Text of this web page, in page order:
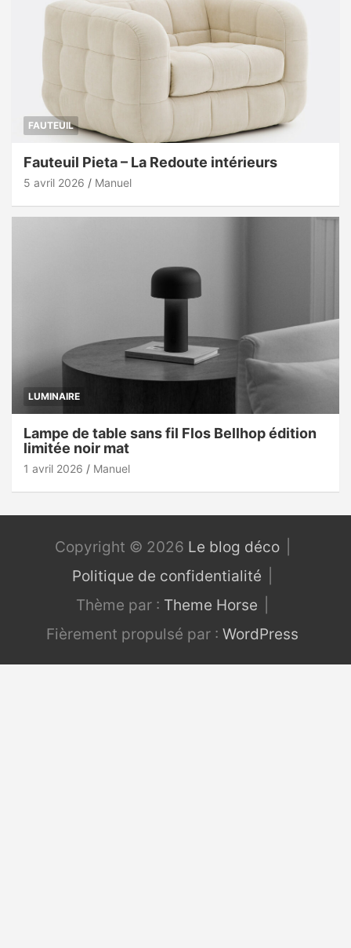
FAUTEUIL
Fauteuil Pieta – La Redoute intérieurs
5 avril 2026 Manuel
LUMINAIRE
Lampe de table sans fil Flos Bellhop édition
limitée noir mat
1 avril 2026 Manuel
Copyright © 2026 Le blog déco
Politique de confidentialité
Thème par : Theme Horse
Fièrement propulsé par : WordPress